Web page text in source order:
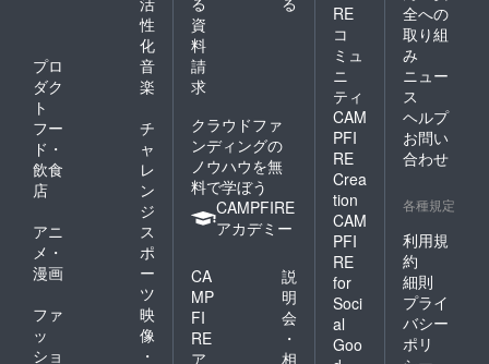
性
化
プロ
ダク
ト
音
楽
フー
ド・
飲食
店
チ
ャ
レ
ン
ジ
アニ
メ・
漫画
ス
ポ
ー
ツ
ファ
ッ
ショ
映
像
・
資
料
請
求
クラウドファ
ンディングの
ノウハウを無
料で学ぼう
CAMPFIRE
アカデミー
CA
MP
FI
RE
ア
説
明
会
・
相
RE
コ
ミュ
ニ
ティ
CAM
PFI
RE
Crea
tion
CAM
PFI
RE
for
Soci
al
Goo
全への
取り組
み
ニュー
ス
ヘルプ
お問い
合わせ
各種規定
利用規
約
細則
プライ
バシー
ポリ